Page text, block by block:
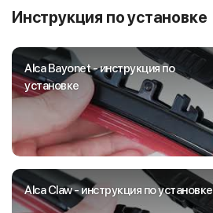
Инструкция по установке
Alca Bayonet - инструкция по
установке
Alca Claw - инструкция по установке